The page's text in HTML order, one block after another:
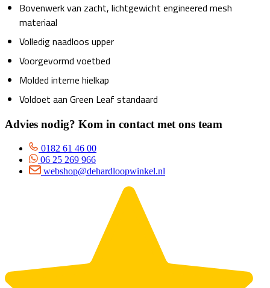
Bovenwerk van zacht, lichtgewicht engineered mesh
materiaal
Volledig naadloos upper
Voorgevormd voetbed
Molded interne hielkap
Voldoet aan Green Leaf standaard
Advies nodig? Kom in contact met ons team
0182 61 46 00
06 25 269 966
webshop@dehardloopwinkel.nl